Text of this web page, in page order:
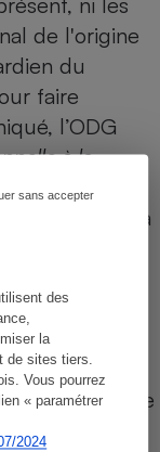
des
la
de sites tiers.
Vous pourrez
« paramétrer
2024
sans accepter
de l'origine
du
faire
l’ODG
à la
pour
de la
recours.
ils
les
les dindons
des
de faux airs de